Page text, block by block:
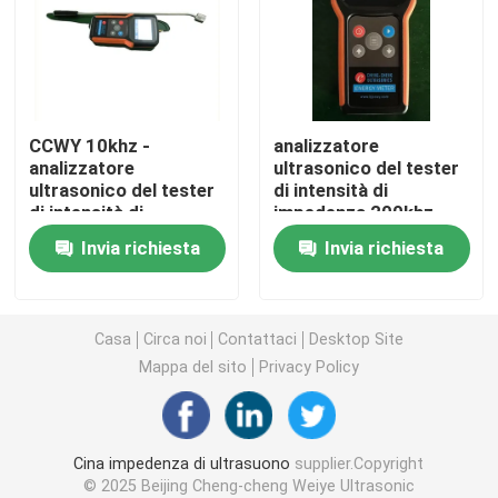
trasduttore ultrasonico piezoelettrico
Immersione del trasduttore ad ultrasuoni
Generatore di ultrasuoni di Digital
generatore di frequenza ultrasonica
Macchina di pulizia ad ultrasuoni
Disruptore ultrasonico delle cellule
Reattore ultrasonico
CCWY 10khz -
analizzatore
ultrasonico del tester
di intensità di
frequenza di
impedenza 1mhz
Invia richiesta
analizzatore
ultrasonico del tester
di intensità di
impedenza 200khz
Invia richiesta
Casa Circa noi Contattaci
Desktop Site
Mappa del sito
Privacy Policy
Cina impedenza di ultrasuono supplier.Copyright
© 2025 Beijing Cheng-cheng Weiye Ultrasonic